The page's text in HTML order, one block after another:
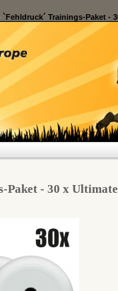
`Fehldruck´ Trainings-Paket -
Paket - 30 x